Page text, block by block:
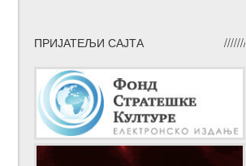
ПРИЈАТЕЉИ САЈТА